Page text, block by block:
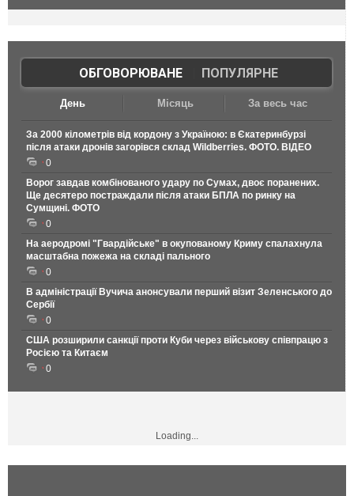
ОБГОВОРЮВАНЕ| ПОПУЛЯРНЕ
День Місяць За весь час
За 2000 кілометрів від кордону з Україною: в Єкатеринбурзі
після атаки дронів загорівся склад Wildberries. ФОТО. ВІДЕО
0
Ворог завдав комбінованого удару по Сумах, двоє поранених.
Ще десятеро постраждали після атаки БПЛА по ринку на
Сумщині. ФОТО
0
На аеродромі "Гвардійське" в окупованому Криму спалахнула
масштабна пожежа на складі пального
0
В адміністрації Вучича анонсували перший візит Зеленського до
Сербії
0
США розширили санкції проти Куби через військову співпрацю з
Росією та Китаєм
0
Loading...